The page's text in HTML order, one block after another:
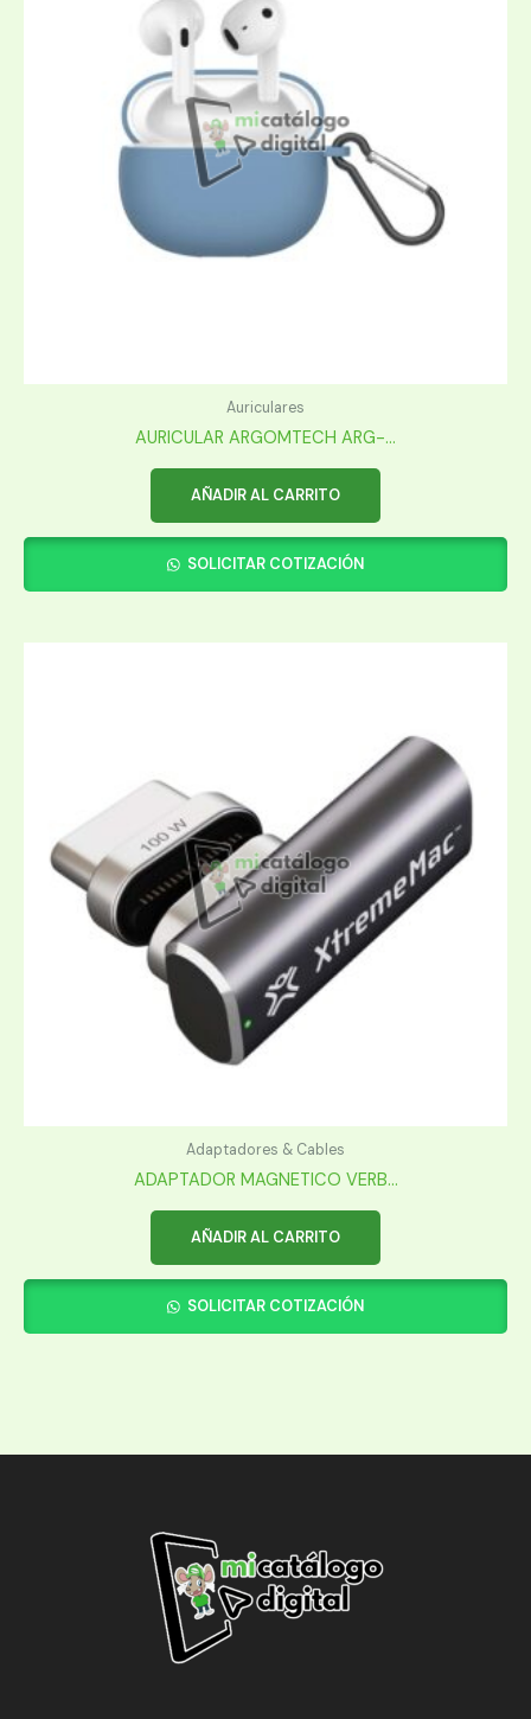
Auriculares
AURICULAR ARGOMTECH ARG-...
AÑADIR AL CARRITO
SOLICITAR COTIZACIÓN
Adaptadores & Cables
ADAPTADOR MAGNETICO VERB...
AÑADIR AL CARRITO
SOLICITAR COTIZACIÓN